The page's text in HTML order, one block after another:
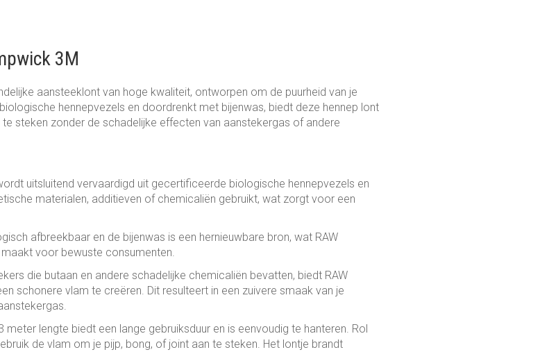
3M
aansteeklont van hoge kwaliteit, ontworpen om de puurheid van je
hennepvezels en doordrenkt met bijenwas, biedt deze hennep lont
steken zonder de schadelijke effecten van aanstekergas of andere
uitsluitend vervaardigd uit gecertificeerde biologische hennepvezels en
materialen, additieven of chemicaliën gebruikt, wat zorgt voor een
afbreekbaar en de bijenwas is een hernieuwbare bron, wat RAW
voor bewuste consumenten.
die butaan en andere schadelijke chemicaliën bevatten, biedt RAW
schonere vlam te creëren. Dit resulteert in een zuivere smaak van je
meter lengte biedt een lange gebruiksduur en is eenvoudig te hanteren. Rol
de vlam om je pijp, bong, of joint aan te steken. Het lontje brandt